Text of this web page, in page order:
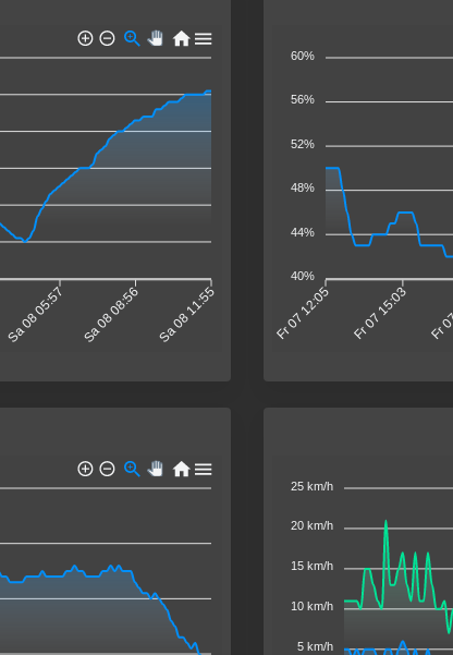
Sa 08 05:57 Sa 08 08:56 Sa 08 11:55 Fr 07 12:05 Fr 07 15:03 Fr
60%
56%
52%
48%
44%
40%
25 km/h
20 km/h
15 km/h
10 km/h
5 km/h